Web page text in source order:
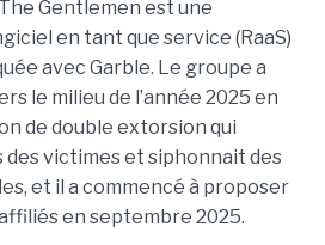
Gentlemen est une
en tant que service (RaaS)
avec Garble. Le groupe a
le milieu de l’année 2025 en
de double extorsion qui
victimes et siphonnait des
et il a commencé à proposer
en septembre 2025.